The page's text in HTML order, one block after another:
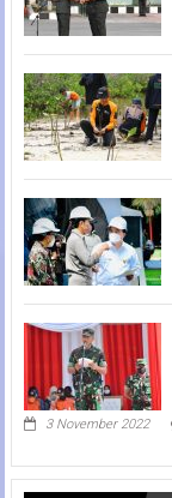
3 November 2022